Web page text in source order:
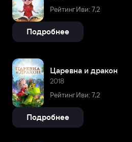
Рейтинг Иви: 7,2
Подробнее
Царевна и дракон
2018
Рейтинг Иви: 7,2
Подробнее